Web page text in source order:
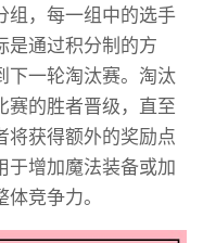
组，每一组中的选手
是通过积分制的方
下一轮淘汰赛。淘汰
赛的胜者晋级，直至
将获得额外的奖励点
于增加魔法装备或加
竞争力。